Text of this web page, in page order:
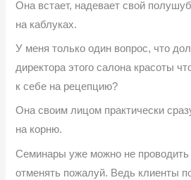
Она встает, надевает свой
на каблуках.
У меня только один вопрос, что
директора этого салона красоты
к себе на рецепцию?
Она своим лицом практически
на корню.
Семинары уже можно не проводить
отменять пожалуй. Ведь клиенты